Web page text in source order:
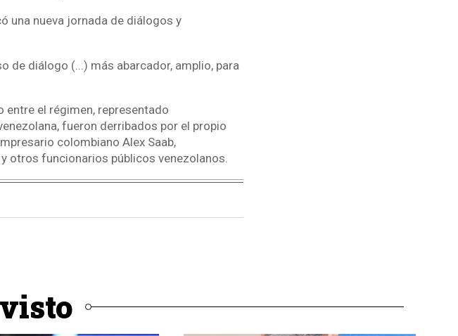
una nueva jornada de diálogos y
de diálogo (...) más abarcador, amplio, para
entre el régimen, representado
fueron derribados por el propio
colombiano Alex Saab,
otros funcionarios públicos venezolanos.